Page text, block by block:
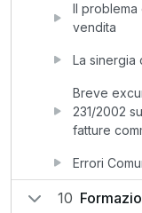
Il
vendita
La sinergia
Breve
231/2002
fatture
Errori
10